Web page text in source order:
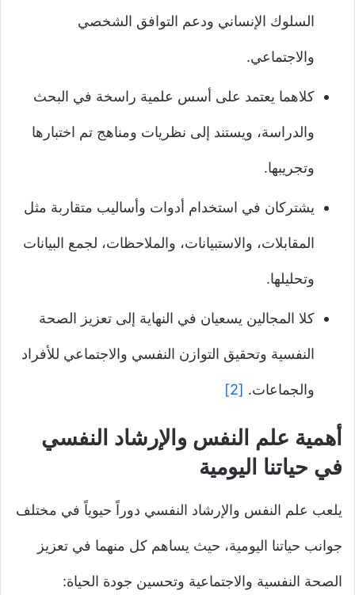
السلوك الإنساني ودعم التوافق الشخصي
والاجتماعي.
كلاهما يعتمد على أسس علمية راسخة في البحث
والدراسة، ويستند إلى نظريات ومناهج تم اختبارها
وتجريبها.
يشتركان في استخدام أدوات وأساليب متقاربة مثل
المقابلات، والاستبيانات، والملاحظات، لجمع البيانات
وتحليلها.
كلا المجالين يسعيان في النهاية إلى تعزيز الصحة
النفسية وتحقيق التوازن النفسي والاجتماعي للأفراد
والجماعات. [2]
أهمية علم النفس والإرشاد النفسي
في حياتنا اليومية
يلعب علم النفس والإرشاد النفسي دوراً حيوياً في مختلف
جوانب حياتنا اليومية، حيث يساهم كل منهما في تعزيز
الصحة النفسية والاجتماعية وتحسين جودة الحياة: